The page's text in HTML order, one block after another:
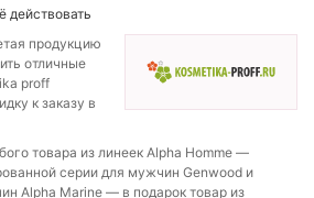
действовать
продукцию
отличные
proff
к заказу в
товара из линеек Alpha Homme —
серии для мужчин Genwood и
Alpha Marine — в подарок товар из